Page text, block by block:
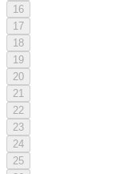
16
17
18
19
20
21
22
23
24
25